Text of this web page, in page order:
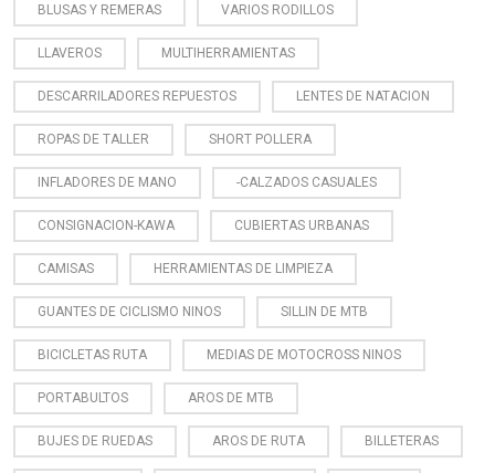
BLUSAS Y REMERAS VARIOS RODILLOS
LLAVEROS MULTIHERRAMIENTAS
DESCARRILADORES REPUESTOS LENTES DE NATACION
ROPAS DE TALLER SHORT POLLERA
INFLADORES DE MANO -CALZADOS CASUALES
CONSIGNACION-KAWA CUBIERTAS URBANAS
CAMISAS HERRAMIENTAS DE LIMPIEZA
GUANTES DE CICLISMO NINOS SILLIN DE MTB
BICICLETAS RUTA MEDIAS DE MOTOCROSS NINOS
PORTABULTOS AROS DE MTB
BUJES DE RUEDAS AROS DE RUTA BILLETERAS